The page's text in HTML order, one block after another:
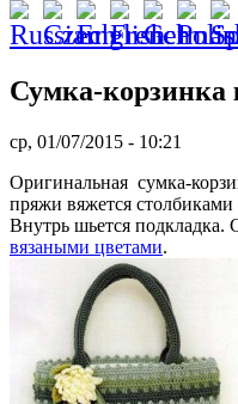
Сумка-
ср, 01/07/2015 - 10:21
Оригинальная сумка-
пряжи вяжется
Внутрь шьется
вязаными цветами.